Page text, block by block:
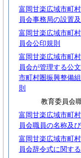
富岡甘楽広域市町
員会事務局の設置
富岡甘楽広域市町
員会公印規則
富岡甘楽広域市町
員会が管理する公
市町村圏振興整備
則
教育委員会
富岡甘楽広域市町
員会職員の名称及
富岡甘楽広域市町
員会辞令式に関す